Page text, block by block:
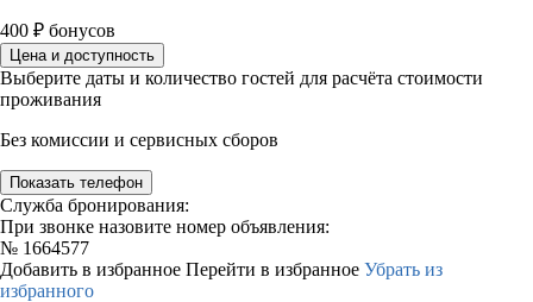
400 ₽ бонусов
Цена и доступность
Выберите даты и количество гостей для расчёта стоимости
проживания
Без комиссии и сервисных сборов
Показать телефон
Служба бронирования:
При звонке назовите номер объявления:
№ 1664577
Добавить в избранное Перейти в избранное Убрать из
избранного